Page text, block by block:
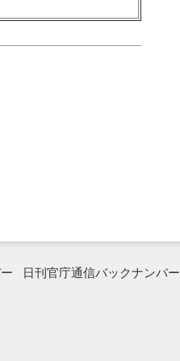
日刊官庁通信バックナンバー